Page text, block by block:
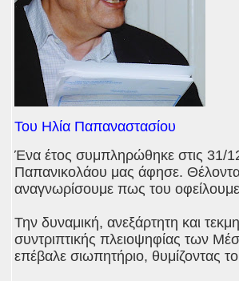
Του Ηλία Παπαναστασίου
Ένα έτος συμπληρώθηκε στις 31/
Παπανικολάου μας άφησε.
αναγνωρίσουμε πως του οφείλουμε
Την δυναμική, ανεξάρτητη και
συντριπτικής πλειοψηφίας των
επέβαλε σιωπητήριο, θυμίζοντας